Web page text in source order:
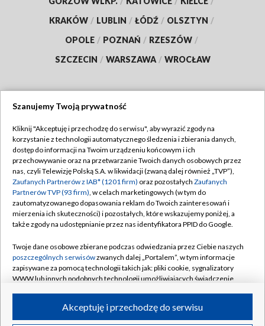
KRAKÓW / LUBLIN / ŁÓDŹ / OLSZTYN /
OPOLE / POZNAŃ / RZESZÓW /
SZCZECIN / WARSZAWA / WROCŁAW
TVP
Abonament TVP
Emisja w TVP
Centrum informacji TVP
Naziemna Telewizja Cyfrowa
Rada Programowa
System NOS
Informacje o nadawcy
Program dla prasy
Regulamin TVP
Polityka prywatności
Moje zgody
Pomoc
Kontakt
Kanały
Szanujemy Twoją prywatność
Kliknij "Akceptuję i przechodzę do serwisu", aby wyrazić zgody na
korzystanie z technologii automatycznego śledzenia i zbierania danych,
dostęp do informacji na Twoim urządzeniu końcowym i ich
przechowywanie oraz na przetwarzanie Twoich danych osobowych przez
nas, czyli Telewizję Polską S.A. w likwidacji (zwaną dalej również „TVP”),
Zaufanych Partnerów z IAB* (1201 firm) oraz pozostałych Zaufanych
Partnerów TVP (93 firm), w celach marketingowych (w tym do
zautomatyzowanego dopasowania reklam do Twoich zainteresowań i
mierzenia ich skuteczności) i pozostałych, które wskazujemy poniżej, a
także zgody na udostępnianie przez nas identyfikatora PPID do Google.
Twoje dane osobowe zbierane podczas odwiedzania przez Ciebie naszych
poszczególnych serwisówzwanych dalej „Portalem”, w tym informacje
zapisywane za pomocą technologii takich jak: pliki cookie, sygnalizatory
WWW lub innych podobnych technologii umożliwiających świadczenie
ruchu w Internecie.Akceptuję i przechodzę do serwisu